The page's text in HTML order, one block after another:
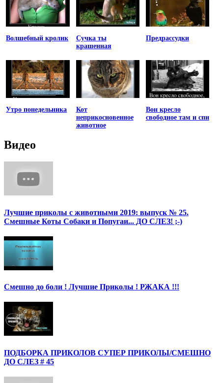
Волшебный кролик
Сучка ты
крашенная
Предрассудки
Утро понедельника
Кот
неприкосновенное
животное
Вон кресло
свободное там и спи
Видео
Лучшие приколы с животными 2019: выпуск № 25.
Смешные Коты Собаки и Попугаи... ДО СЛЕЗ! ;-)
Смешно до боли ! Лучшие Приколы ! РЖАКА !!!
ПОДБОРКА ПРИКОЛОВ СУПЕР ПРИКОЛЫ/СМЕШНО
ДО СЛЕЗ # 45